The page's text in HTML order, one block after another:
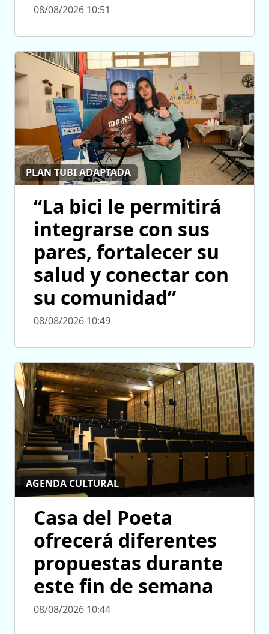
08/08/2026 10:51
PLAN TUBI ADAPTADA
“La bici le permitirá
integrarse con sus
pares, fortalecer su
salud y conectar con
su comunidad”
08/08/2026 10:49
AGENDA CULTURAL
Casa del Poeta
ofrecerá diferentes
propuestas durante
este fin de semana
08/08/2026 10:44